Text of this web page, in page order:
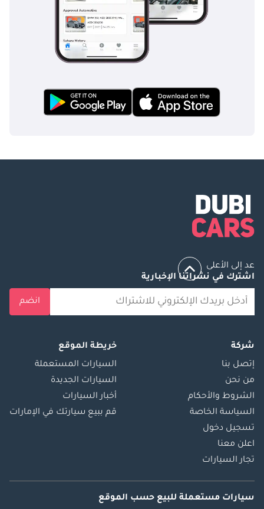
عد إلى الأعلى
اشترك في نشراتنا الإخبارية
انضم
شركة
إتصل بنا
من نحن
الشروط والأحكام
السياسة الخاصة
تسجيل دخول
اعلن معنا
تجار السيارات
خريطة الموقع
السيارات المستعملة
السيارات الجديدة
أخبار السيارات
قم ببيع سيارتك في الإمارات
سيارات مستعملة للبيع حسب الموقع